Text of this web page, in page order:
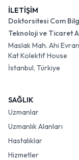
İLETİŞİM
Doktorsitesi Com
Teknoloji ve Ticaret
Maslak Mah. Ahi
Kat Kolektif House
İstanbul, Türkiye
SAĞLIK
Uzmanlar
Uzmanlık Alanları
Hastalıklar
Hizmetler